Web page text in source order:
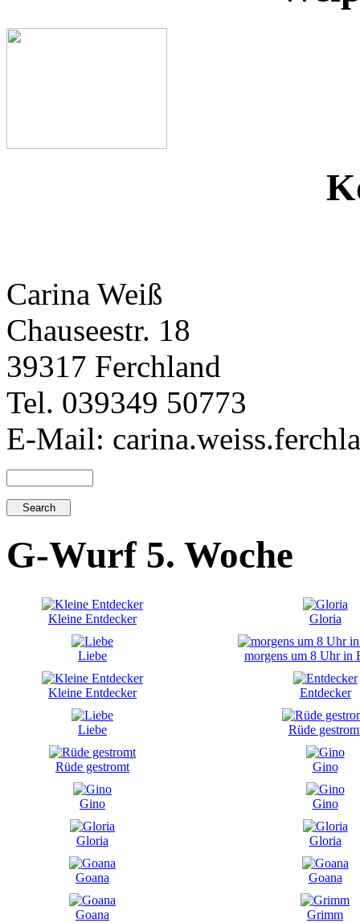
Carina Weiß
Chauseestr. 18
39317 Ferchland
Tel. 039349 50773
E-Mail:
G-Wurf 5. Woche
Kleine Entdecker Gloria
Liebe morgens um 8 Uhr in
Kleine Entdecker Entdecker
Liebe Rüde
Rüde gestromt Gino
Gino Gino
Gloria Gloria
Goana Goana
Goana Grimm